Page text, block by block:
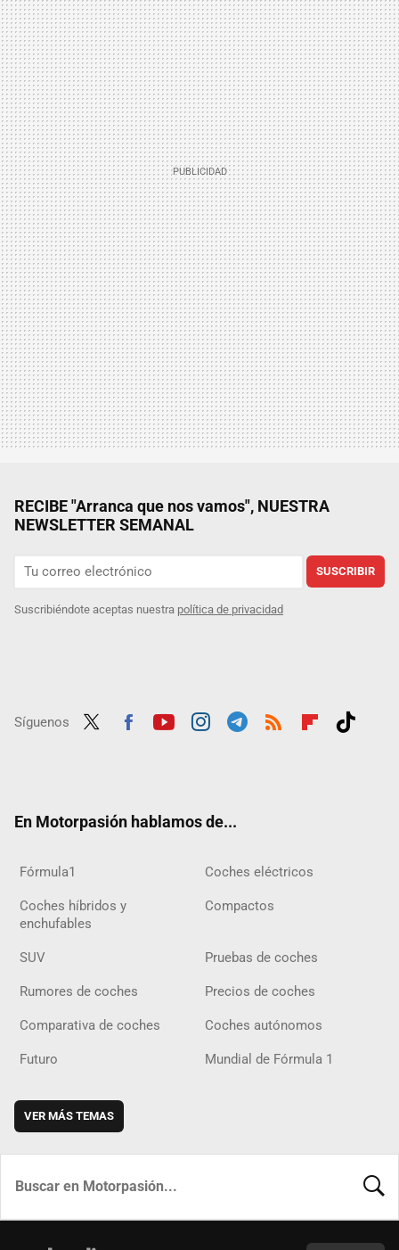
RECIBE "Arranca que nos vamos", NUESTRA
NEWSLETTER SEMANAL
SUSCRIBIR
Suscribiéndote aceptas nuestra política de privacidad
Síguenos
En Motorpasión hablamos de...
Fórmula1 Coches eléctricos
Coches híbridos y
enchufables
Compactos
SUV Pruebas de coches
Rumores de coches Precios de coches
Comparativa de coches Coches autónomos
Futuro Mundial de Fórmula 1
VER MÁS TEMAS